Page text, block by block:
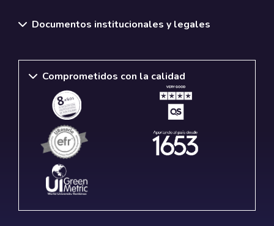
Documentos institucionales y legales
Comprometidos con la calidad